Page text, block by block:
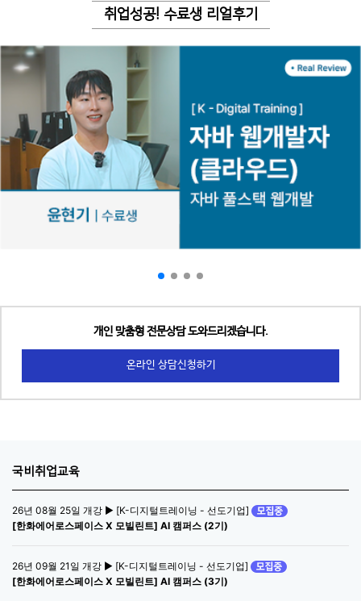
취업성공! 수료생 리얼후기
개인 맞춤형 전문상담 도와드리겠습니다.
온라인 상담신청하기
국비취업교육
26년 08월 25일 개강 ▶ [K-디지털트레이닝 - 선도기업]
[한화에어로스페이스 X 모빌린트] AI 캠퍼스 (2기)
26년 09월 21일 개강 ▶ [K-디지털트레이닝 - 선도기업]
[한화에어로스페이스 X 모빌린트] AI 캠퍼스 (3기)